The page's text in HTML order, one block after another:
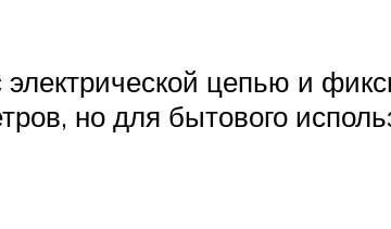
цепью и
но для бытового